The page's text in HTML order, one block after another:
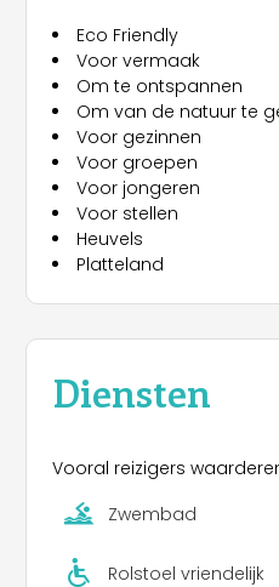
The Adventure Park , met
open en volledig in
moedigen socialiseren
van een echt gezonde
worden uitgevoerd in een
veiligheid en
enige zorg.
Eco Friendly
Voor vermaak
Om te ontspannen
Om van de natuur te
Voor gezinnen
Voor groepen
Voor jongeren
Voor stellen
Heuvels
Platteland
Diensten
Vooral reizigers
Zwembad
Rolstoel vriendelijk